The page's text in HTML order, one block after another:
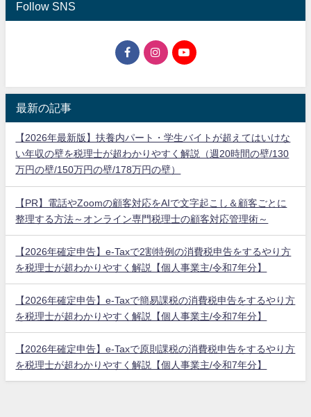
Follow SNS
最新の記事
【2026年最新版】扶養内パート・学生バイトが超えてはいけな
い年収の壁を税理士が超わかりやすく解説（週20時間の壁/130
万円の壁/150万円の壁/178万円の壁）
【PR】電話やZoomの顧客対応をAIで文字起こし＆顧客ごとに
整理する方法～オンライン専門税理士の顧客対応管理術～
【2026年確定申告】e-Taxで2割特例の消費税申告をするやり方
を税理士が超わかりやすく解説【個人事業主/令和7年分】
【2026年確定申告】e-Taxで簡易課税の消費税申告をするやり方
を税理士が超わかりやすく解説【個人事業主/令和7年分】
【2026年確定申告】e-Taxで原則課税の消費税申告をするやり方
を税理士が超わかりやすく解説【個人事業主/令和7年分】